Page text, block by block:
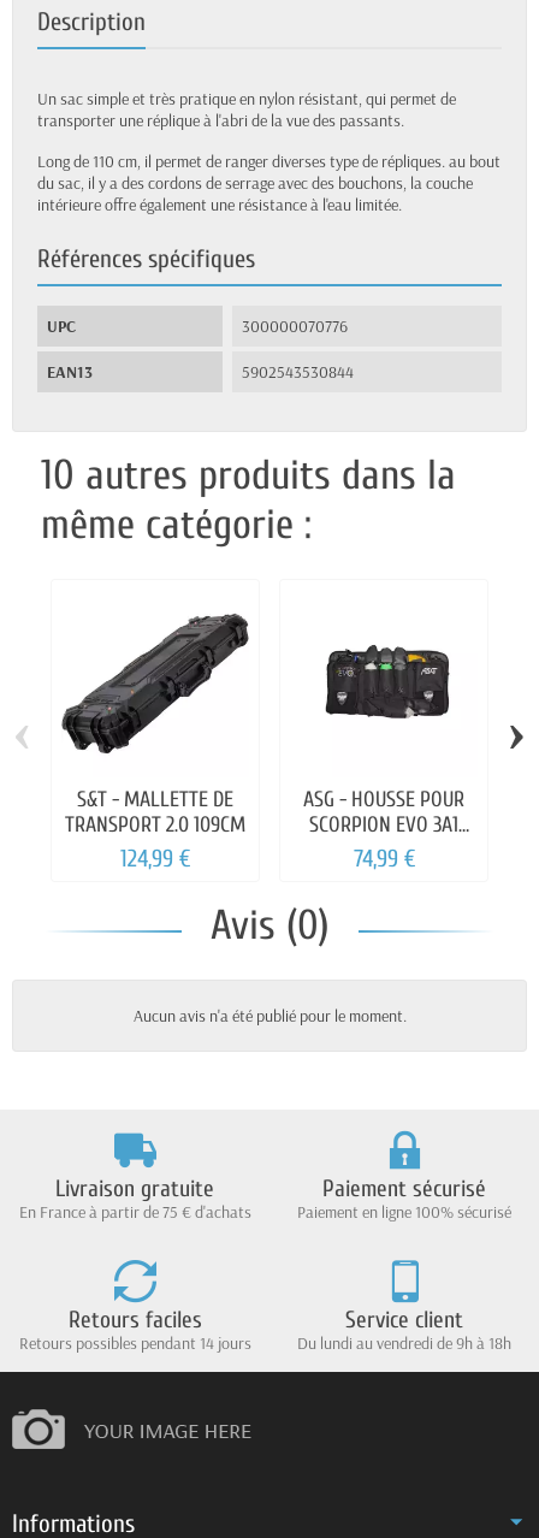
Description
Un sac simple et très pratique en nylon résistant, qui permet de
transporter une réplique à l'abri de la vue des passants.
Long de 110 cm, il permet de ranger diverses type de répliques. au bout
du sac, il y a des cordons de serrage avec des bouchons, la couche
intérieure offre également une résistance à l'eau limitée.
Références spécifiques
UPC 300000070776
EAN13 5902543530844
10 autres produits dans la
même catégorie :
S&T - MALLETTE DE
TRANSPORT 2.0 109CM
124,99 €
ASG - HOUSSE POUR
SCORPION EVO 3A1
CARABINE
74,99 €
‹ ›
Avis (0)
Aucun avis n'a été publié pour le moment.
Livraison gratuite
En France à partir de 75 € d'achats
Paiement sécurisé
Paiement en ligne 100% sécurisé
Retours faciles
Retours possibles pendant 14 jours
Service client
Du lundi au vendredi de 9h à 18h
Informations